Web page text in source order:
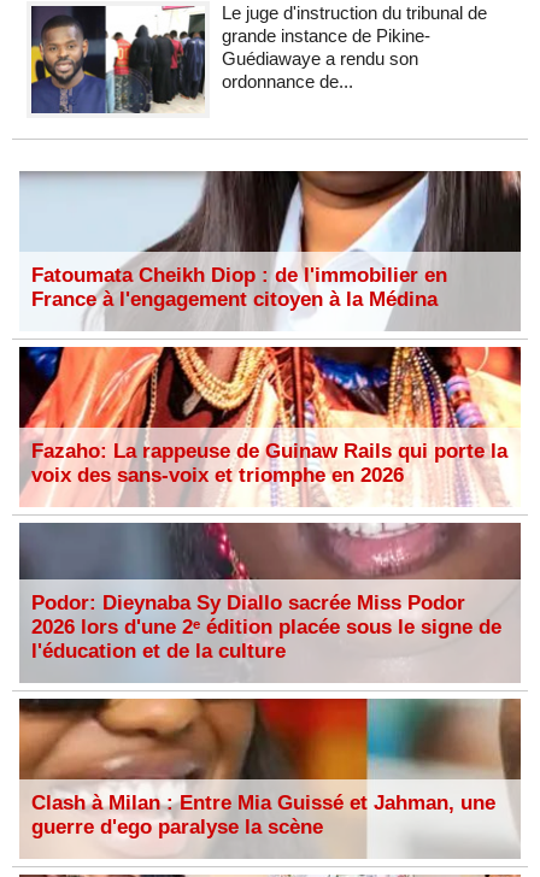
Le juge d'instruction du tribunal de
grande instance de Pikine-
Guédiawaye a rendu son
ordonnance de...
Fatoumata Cheikh Diop : de l'immobilier en
France à l'engagement citoyen à la Médina
Fazaho: La rappeuse de Guinaw Rails qui porte la
voix des sans-voix et triomphe en 2026
Podor: Dieynaba Sy Diallo sacrée Miss Podor
2026 lors d'une 2ᵉ édition placée sous le signe de
l'éducation et de la culture
Clash à Milan : Entre Mia Guissé et Jahman, une
guerre d'ego paralyse la scène